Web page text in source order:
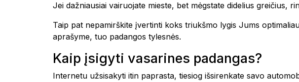
Jei dažniausiai vairuojate mieste, bet mėgstate didelius greičius,
Taip pat nepamirškite įvertinti koks triukšmo lygis Jums
aprašyme, tuo padangos tylesnės.
Kaip įsigyti vasarines padangas?
Internetu užsisakyti itin paprasta, tiesiog išsirenkate savo